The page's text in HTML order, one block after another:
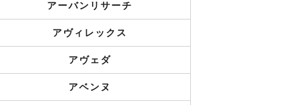
アーバンリサーチ
アヴィレックス
アヴェダ
アベンヌ